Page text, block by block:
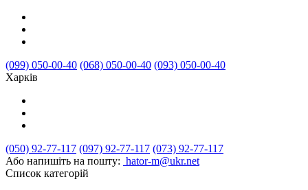
(099) 050-00-40 (068) 050-00-40 (093) 050-00-40
Харків
(050) 92-77-117 (097) 92-77-117 (073) 92-77-117
Або напишіть на пошту: hator-m@ukr.net
Список категорій